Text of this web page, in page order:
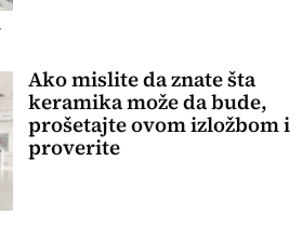
Ako mislite da znate šta
keramika može da bude,
prošetajte ovom izložbom i
proverite